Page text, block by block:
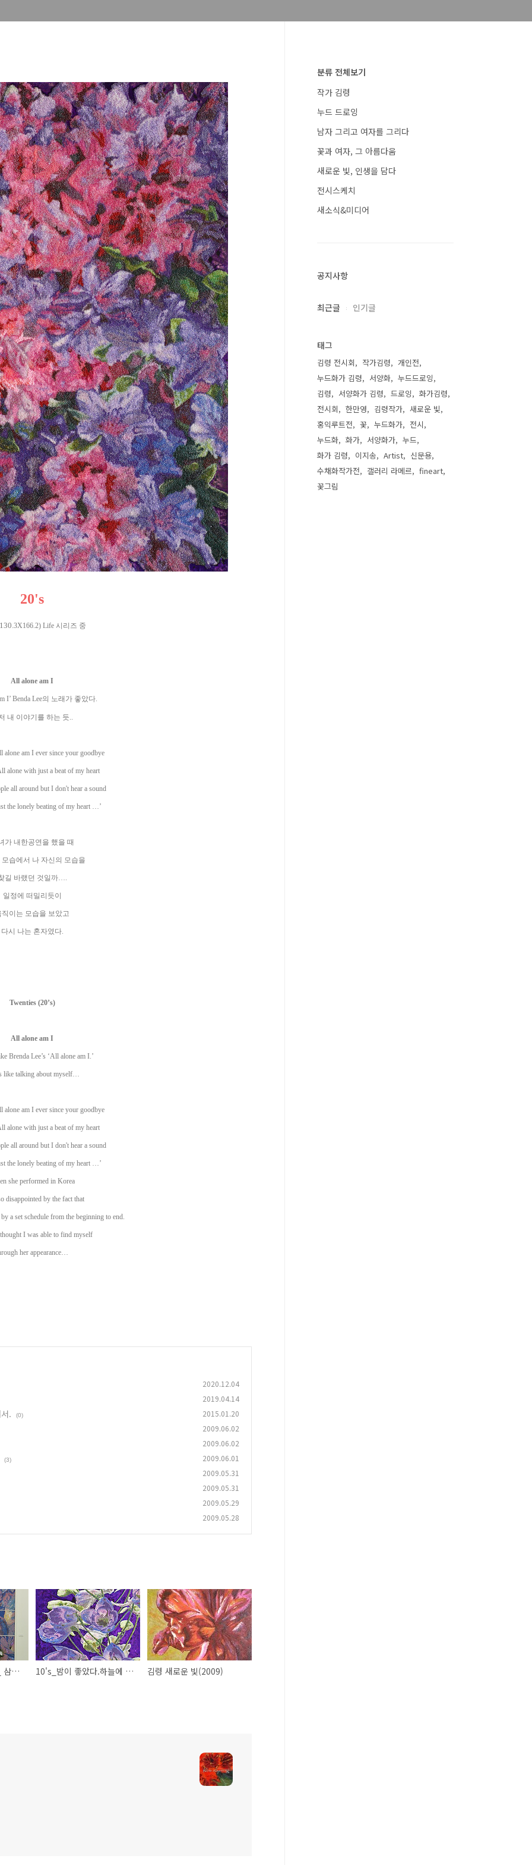
20's
3X166.2) Life 시리즈 중
All alone am I
I’ Benda Lee의 노래가 좋았다.
내 이야기를 하는 듯..
alone am I ever since your goodbye
alone with just a beat of my heart
all around but I don't hear a sound
the lonely beating of my heart …’
가 내한공연을 했을 때
모습에서 나 자신의 모습을
길 바랬던 것일까….
일정에 떠밀리듯이
직이는 모습을 보았고
다시 나는 혼자였다.
Twenties (20’s)
All alone am I
Brenda Lee’s ‘All alone am I.’
like talking about myself…
alone am I ever since your goodbye
alone with just a beat of my heart
all around but I don't hear a sound
the lonely beating of my heart …’
she performed in Korea
disappointed by the fact that
a set schedule from the beginning to end.
I was able to find myself
her appearance…
2020.12.04
2019.04.14
. (0) 2015.01.20
2009.06.02
2009.06.02
(3) 2009.06.01
2009.05.31
2009.05.31
2009.05.29
2009.05.28
오픈 아트페어 2015 _ 삼성동 코엑스 10's_밤이 좋았다.하늘에 반짝이는 별을 볼 수 있어서. 김령 새로운 빛(2009)
분류 전체보기
작가 김령
누드 드로잉
남자 그리고 여자를 그리다
꽃과 여자, 그 아름다움
새로운 빛, 인생을 담다
전시스케치
새소식&미디어
공지사항
최근글 인기글
태그
김령 전시회 작가김령
개인전
누드화가 김령
서양화
누드드로잉
김령
서양화가 김령 드로잉
화가김령
전시회
한만영 김령작가
새로운 빛
홍익루트전
꽃 누드화가
전시
누드화
화가 서양화가
누드
화가 김령
이지송 Artist
신문용
수채화작가전
갤러리 라메르
fineart
꽃그림